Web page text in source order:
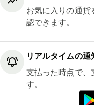
お気に入りの通
認できます。
リアルタイムの通
支払った時点で、
す。